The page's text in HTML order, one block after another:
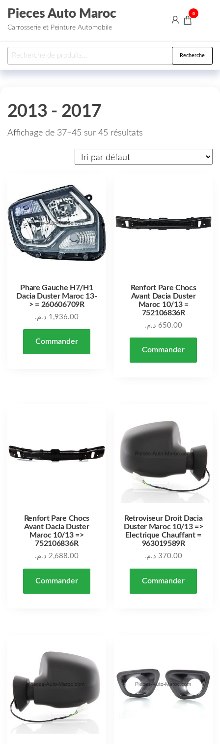
Aller au contenu
Pieces Auto Maroc
Carrosserie et Peinture Automobile
0
Recherche pour : Recherche
2013 - 2017
Affichage de 37–45 sur 45 résultats
Phare Gauche H7/H1
Dacia Duster Maroc 13-
> = 260606709R
1,936.00 د.م.
Commander
Renfort Pare Chocs
Avant Dacia Duster
Maroc 10/13 =
752106836R
650.00 د.م.
Commander
Renfort Pare Chocs
Avant Dacia Duster
Maroc 10/13 =>
752106836R
2,688.00 د.م.
Commander
Retroviseur Droit Dacia
Duster Maroc 10/13 =>
Electrique Chauffant =
963019589R
370.00 د.م.
Commander